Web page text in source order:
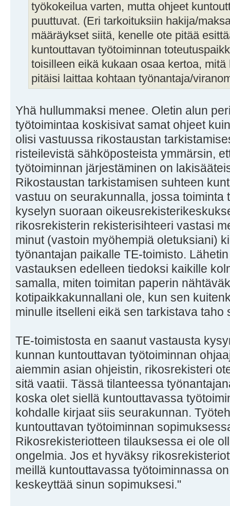
työkokeilua varten, mutta ohjeet
puuttuvat. (Eri tarkoituksiin hakija/
määräykset siitä, kenelle ote pitää
kuntouttavan työtoiminnan
toisilleen eikä kukaan osaa kertoa,
pitäisi laittaa kohtaan työnantaja/
Yhä hullummaksi menee. Oletin alun
työtoimintaa koskisivat samat ohjeet
olisi vastuussa rikostaustan
risteilevistä sähköposteista ymmärsin,
työtoiminnan järjestäminen on
Rikostaustan tarkistamisen suhteen
vastuu on seurakunnalla, jossa toiminta
kyselyn suoraan
rikosrekisterin rekisterisihteeri vastasi
minut (vastoin myöhempiä oletuksiani)
työnantajan paikalle TE-toimisto.
vastauksen edelleen tiedoksi kaikille
samalla, miten toimitan paperin
kotipaikkakunnallani ole, kun sen
minulle itselleni eikä sen tarkistava taho
TE-toimistosta en saanut vastausta
kunnan kuntouttavan työtoiminnan
aiemmin asian ohjeistin, rikosrekisteri
sitä vaatii. Tässä tilanteessa
koska olet siellä kuntouttavassa
kohdalle kirjaat siis seurakunnan.
kuntouttavan työtoiminnan
Rikosrekisteriotteen tilauksessa ei ole
ongelmia. Jos et hyväksy
meillä kuntouttavassa työtoiminnassa
keskeyttää sinun sopimuksesi."